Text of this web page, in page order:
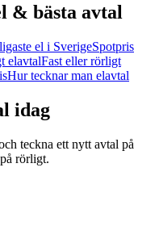
& bästa avtal
el i SverigeSpotpris
elavtalFast eller rörligt
Hur tecknar man elavtal
idag
teckna ett nytt avtal på
rörligt.